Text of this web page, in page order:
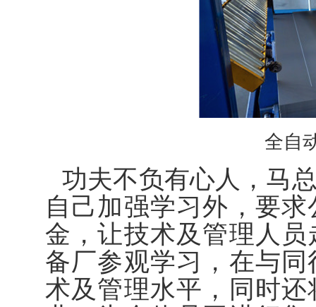
全自
功夫不负有心人，马
自己加强学习外，要
金，让技术及管理人
备厂参观学习，在与
术及管理水平，同时